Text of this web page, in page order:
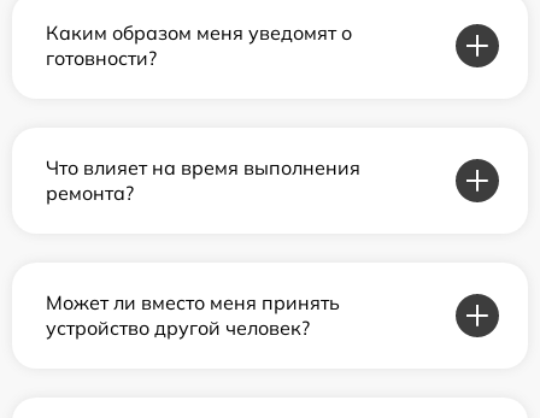
Каким образом меня уведомят о
готовности?
Что влияет на время выполнения
ремонта?
Может ли вместо меня принять
устройство другой человек?